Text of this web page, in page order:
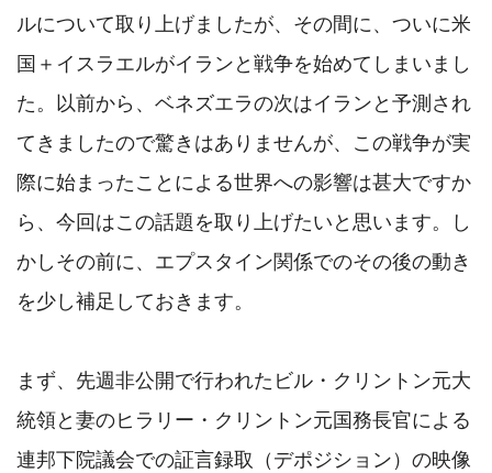
ルについて取り上げましたが、その間に、ついに米
国＋イスラエルがイランと戦争を始めてしまいまし
た。以前から、ベネズエラの次はイランと予測され
てきましたので驚きはありませんが、この戦争が実
際に始まったことによる世界への影響は甚大ですか
ら、今回はこの話題を取り上げたいと思います。し
かしその前に、エプスタイン関係でのその後の動き
を少し補足しておきます。
まず、先週非公開で行われたビル・クリントン元大
統領と妻のヒラリー・クリントン元国務長官による
連邦下院議会での証言録取（デポジション）の映像